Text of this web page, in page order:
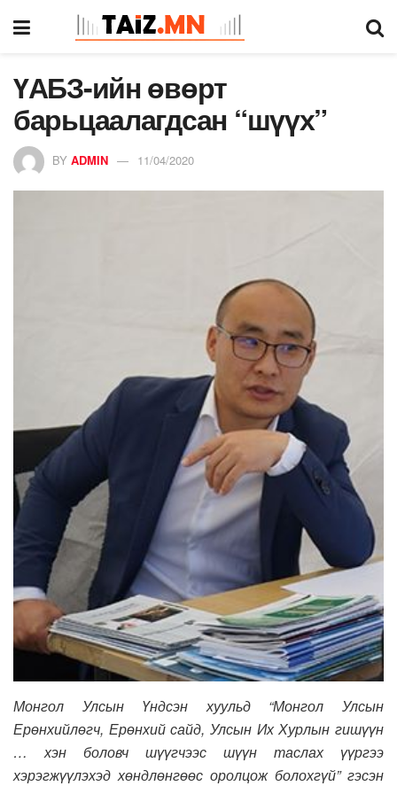
ҮАБЗ-ийн өвөрт
барьцаалагдсан “шүүх”
BY ADMIN 11/04/2020
Монгол Улсын Үндсэн хуульд “Монгол Улсын
Ерөнхийлөгч, Ерөнхий сайд, Улсын Их Хурлын гишүүн
… хэн боловч шүүгчээс шүүн таслах үүргээ
хэрэгжүүлэхэд хөндлөнгөөс оролцож болохгүй” гэсэн